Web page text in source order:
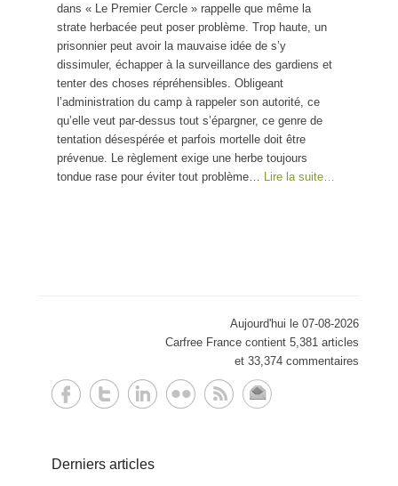
dans « Le Premier Cercle » rappelle que même la
strate herbacée peut poser problème. Trop haute, un
prisonnier peut avoir la mauvaise idée de s’y
dissimuler, échapper à la surveillance des gardiens et
tenter des choses répréhensibles. Obligeant
l’administration du camp à rappeler son autorité, ce
qu’elle veut par-dessus tout s’épargner, ce genre de
tentation désespérée et parfois mortelle doit être
prévenue. Le règlement exige une herbe toujours
tondue rase pour éviter tout problème… Lire la suite…
Aujourd'hui le 07-08-2026
Carfree France contient 5,381 articles
et 33,374 commentaires
Derniers articles